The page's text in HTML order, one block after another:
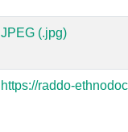
JPEG (.jpg)
https://raddo-